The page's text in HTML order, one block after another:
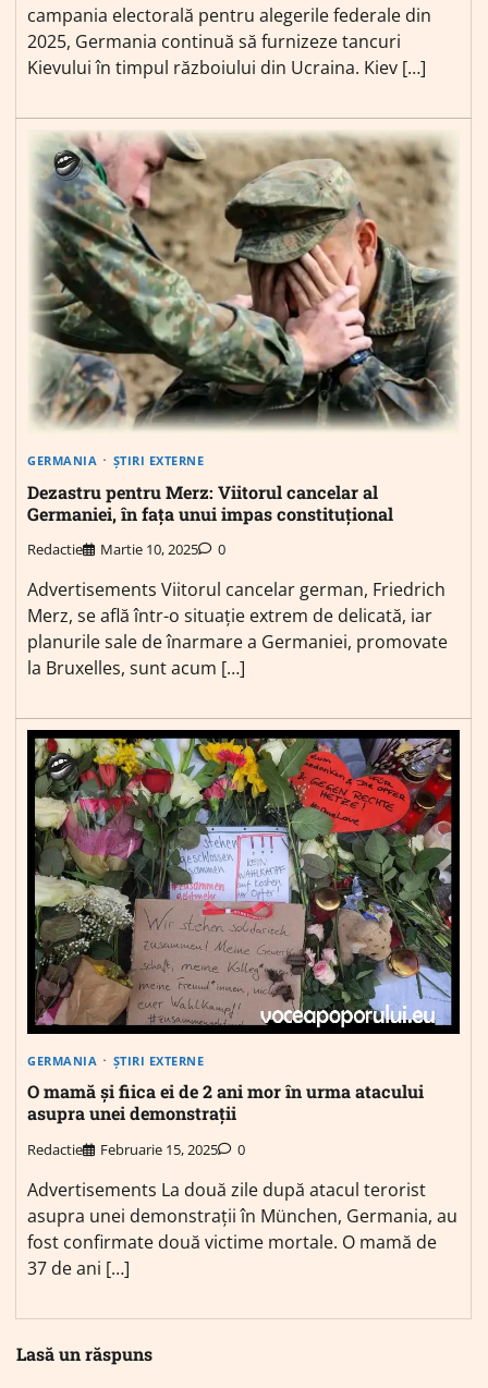
campania electorală pentru alegerile federale din
2025, Germania continuă să furnizeze tancuri
Kievului în timpul războiului din Ucraina. Kiev […]
GERMANIA ȘTIRI EXTERNE
Dezastru pentru Merz: Viitorul cancelar al
Germaniei, în fața unui impas constituțional
Redactie Martie 10, 2025 0
Advertisements Viitorul cancelar german, Friedrich
Merz, se află într-o situație extrem de delicată, iar
planurile sale de înarmare a Germaniei, promovate
la Bruxelles, sunt acum […]
GERMANIA ȘTIRI EXTERNE
O mamă și fiica ei de 2 ani mor în urma atacului
asupra unei demonstrații
Redactie Februarie 15, 2025 0
Advertisements La două zile după atacul terorist
asupra unei demonstrații în München, Germania, au
fost confirmate două victime mortale. O mamă de
37 de ani […]
Lasă un răspuns